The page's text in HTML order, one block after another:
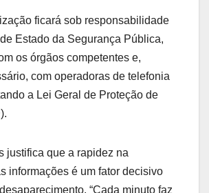
ficará sob responsabilidade
Estado da Segurança Pública,
os órgãos competentes e,
com operadoras de telefonia
a Lei Geral de Proteção de
justifica que a rapidez na
informações é um fator decisivo
“Cada minuto faz